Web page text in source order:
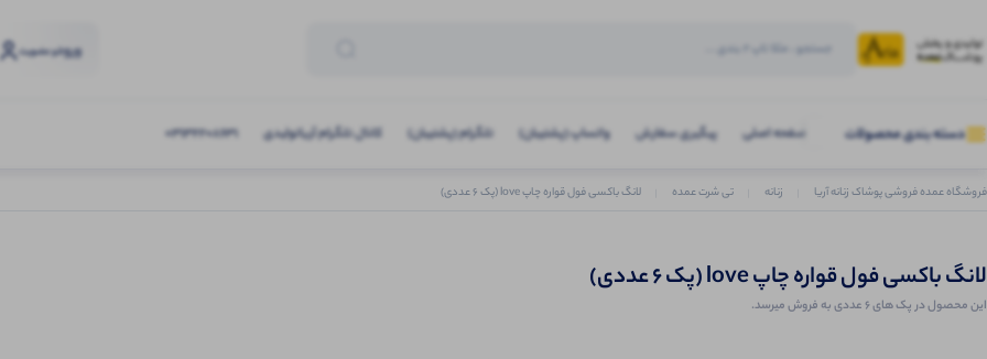
ورودو عضویت
دسته بندی محصولات صفحه اصلی پیگیری سفارش واتساپ (پشتیبان) تلگرام (پشتیبان) کانال تلگرام آریاتولیدی 03132208631
فروشگاه عمده فروشی پوشاک زنانه آریا زنانه تی شرت عمده لانگ باکسی فول قواره چاپ love (پک 6 عددی)
لانگ باکسی فول قواره چاپ love (پک 6 عددی)
این محصول در پک های 6 عددی به فروش میرسد.